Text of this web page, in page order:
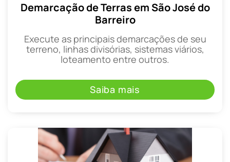
Demarcação de Terras em São José do
Barreiro
Execute as principais demarcações de seu
terreno, linhas divisórias, sistemas viários,
loteamento entre outros.
Saiba mais